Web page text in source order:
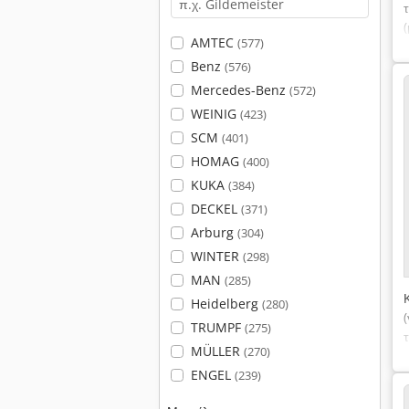
AMTEC (577)
Benz (576)
Mercedes-Benz (572)
WEINIG (423)
SCM (401)
HOMAG (400)
KUKA (384)
DECKEL (371)
Arburg (304)
WINTER (298)
MAN (285)
Heidelberg (280)
TRUMPF (275)
MÜLLER (270)
ENGEL (239)